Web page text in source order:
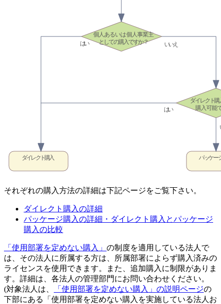
それぞれの購入方法の詳細は下記ページをご覧下さい。
ダイレクト購入の詳細
パッケージ購入の詳細・ダイレクト購入とパッケージ
購入の比較
「使用部署を定めない購入」 の制度を適用している法人で
は、その法人に所属する方は、所属部署によらず購入済みの
ライセンスを使用できます。また、追加購入に制限がありま
す。詳細は、各法人の管理部門にお問い合わせください。
(対象法人は、
「使用部署を定めない購入」の説明ページの
下部にある「使用部署を定めない購入を実施している法人お